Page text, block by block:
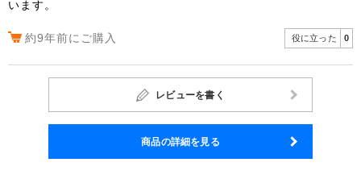
います。
約9年前にご購入 役に立った 0
レビューを書く
商品の詳細を見る